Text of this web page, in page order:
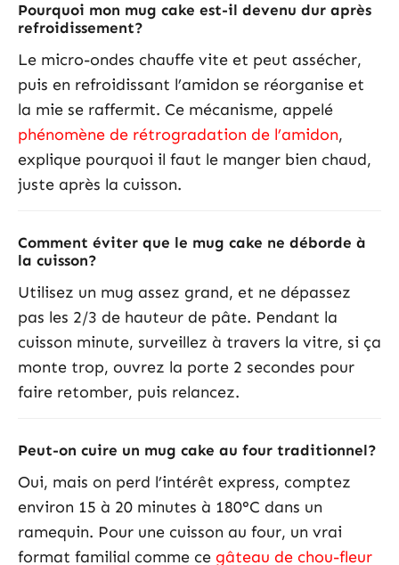
Pourquoi mon mug cake est-il devenu dur après
refroidissement?
Le micro-ondes chauffe vite et peut assécher,
puis en refroidissant l’amidon se réorganise et
la mie se raffermit. Ce mécanisme, appelé
phénomène de rétrogradation de l’amidon,
explique pourquoi il faut le manger bien chaud,
juste après la cuisson.
Comment éviter que le mug cake ne déborde à
la cuisson?
Utilisez un mug assez grand, et ne dépassez
pas les 2/3 de hauteur de pâte. Pendant la
cuisson minute, surveillez à travers la vitre, si ça
monte trop, ouvrez la porte 2 secondes pour
faire retomber, puis relancez.
Peut-on cuire un mug cake au four traditionnel?
Oui, mais on perd l’intérêt express, comptez
environ 15 à 20 minutes à 180°C dans un
ramequin. Pour une cuisson au four, un vrai
format familial comme ce gâteau de chou-fleur